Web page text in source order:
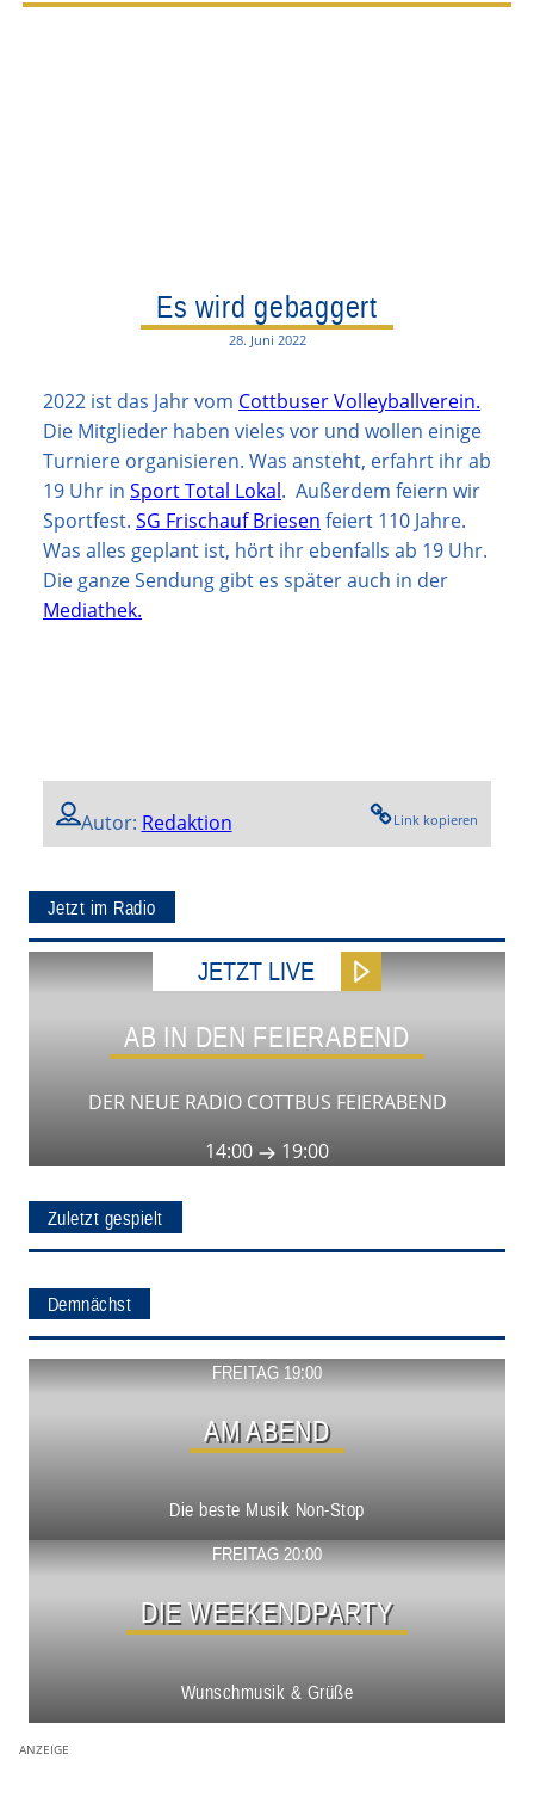
Es wird gebaggert
28. Juni 2022
2022 ist das Jahr vom Cottbuser Volleyballverein.
Die Mitglieder haben vieles vor und wollen einige
Turniere organisieren. Was ansteht, erfahrt ihr ab
19 Uhr in Sport Total Lokal. Außerdem feiern wir
Sportfest. SG Frischauf Briesen feiert 110 Jahre.
Was alles geplant ist, hört ihr ebenfalls ab 19 Uhr.
Die ganze Sendung gibt es später auch in der
Mediathek.
Autor: Redaktion Link kopieren
Jetzt im Radio
JETZT LIVE
AB IN DEN FEIERABEND
DER NEUE RADIO COTTBUS FEIERABEND
14:00
19:00
Zuletzt gespielt
Demnächst
FREITAG 19:00
AM ABEND
Die beste Musik Non-Stop
Show ansehen
FREITAG 20:00
DIE WEEKENDPARTY
Wunschmusik & Grüße
Show ansehen